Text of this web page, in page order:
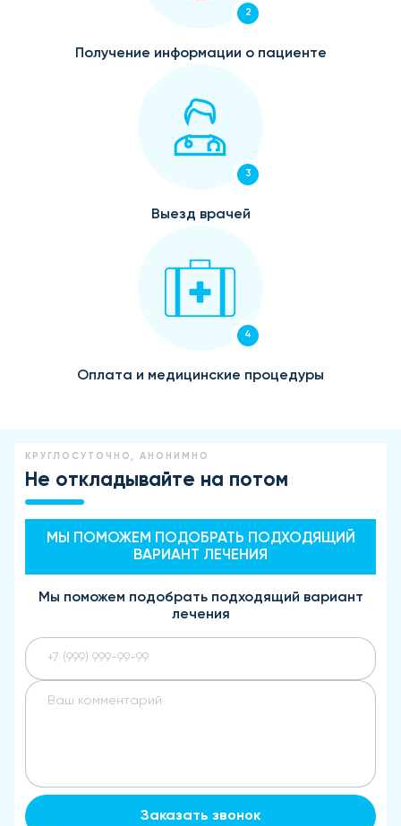
2
Получение информации о пациенте
3
Выезд врачей
4
Оплата и медицинские процедуры
КРУГЛОСУТОЧНО, АНОНИМНО
Не откладывайте на потом
МЫ ПОМОЖЕМ ПОДОБРАТЬ ПОДХОДЯЩИЙ
ВАРИАНТ ЛЕЧЕНИЯ
Мы поможем подобрать подходящий вариант
лечения
Заказать звонок